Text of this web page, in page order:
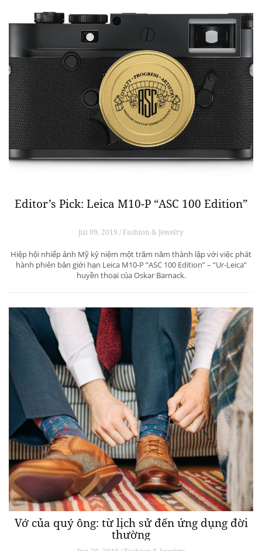
Editor’s Pick: Leica M10-P “ASC 100 Edition”
Jul 09, 2019 / Fashion & Jewelry
Hiệp hội nhiếp ảnh Mỹ kỷ niệm một trăm năm thành lập với việc phát
hành phiên bản giới hạn Leica M10-P “ASC 100 Edition” – “Ur-Leica”
huyền thoại của Oskar Barnack.
Vớ của quý ông: từ lịch sử đến ứng dụng đời
thường